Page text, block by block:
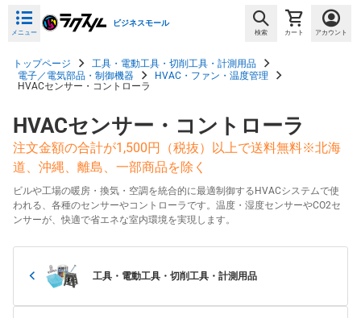
メニュー
ビジネスモール
検索 カート アカウント
トップページ
工具・電動工具・切削工具・計測用品
電子／電気部品・制御機器
HVAC・ファン・温度管理
HVACセンサー・コントローラ
HVACセンサー・コントローラ
注文金額の合計が1,500円（税抜）以上で送料無料※北海
道、沖縄、離島、一部商品を除く
ビルや工場の暖房・換気・空調を統合的に最適制御するHVACシステムで使
われる、各種のセンサーやコントローラです。温度・湿度センサーやCO2セ
ンサーが、快適で省エネな室内環境を実現します。
工具・電動工具・切削工具・計測用品